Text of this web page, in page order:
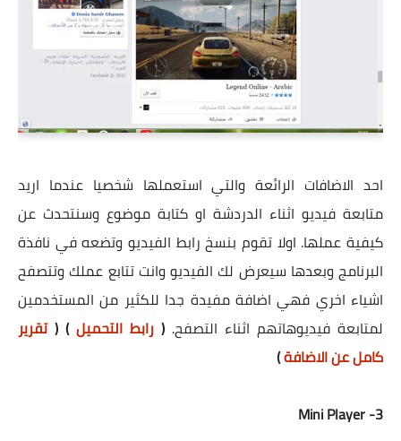
احد الاضافات الرائعة والتي استعملها شخصيا عندما اريد
متابعة فيديو اثناء الدردشة او كتابة موضوع وسنتحدث عن
كيفية عملها. اولا تقوم بنسخ رابط الفيديو وتضعه في نافذة
البرنامج وبعدها سيعرض لك الفيديو وانت تتابع عملك وتتصفح
اشياء اخري فهي اضافة مفيدة جدا للكثير من المستخدمين
لمتابعة فيديوهاتهم اثناء التصفح. ( رابط التحميل ) (تقرير
كامل عن الاضافة)
3- Mini Player